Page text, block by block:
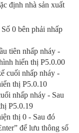
định nhà sản xuất
0 bên phải nhấp
tiên nhấp nháy -
hiển thị P5.0.00
cuối nhấp nháy -
thị P5.0.10
nhấp nháy - Sau
P5.0.19
thị 0 - Sau đó
để lưu thông số